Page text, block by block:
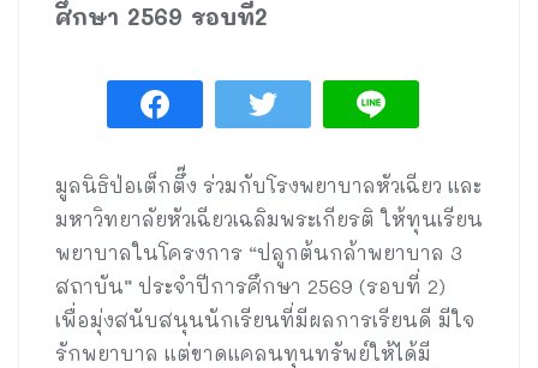
ศึกษา 2569 รอบที่2
มูลนิธิป่อเต็กตึ๊ง ร่วมกับโรงพยาบาลหัวเฉียว และ
มหาวิทยาลัยหัวเฉียวเฉลิมพระเกียรติ ให้ทุนเรียน
พยาบาลในโครงการ “ปลูกต้นกล้าพยาบาล 3
สถาบัน” ประจำปีการศึกษา 2569 (รอบที่ 2)
เพื่อมุ่งสนับสนุนนักเรียนที่มีผลการเรียนดี มีใจ
รักพยาบาล แต่ขาดแคลนทุนทรัพย์ให้ได้มี